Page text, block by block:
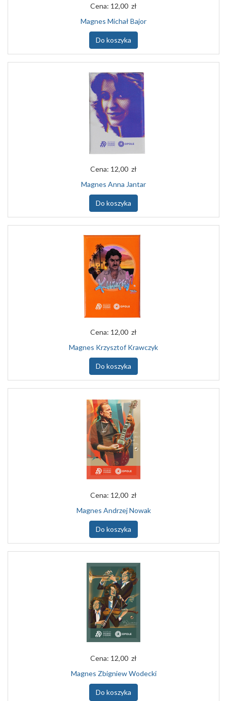
Cena: 12,00 zł
Magnes Michał Bajor
Do koszyka
Cena: 12,00 zł
Magnes Anna Jantar
Do koszyka
Cena: 12,00 zł
Magnes Krzysztof Krawczyk
Do koszyka
Cena: 12,00 zł
Magnes Andrzej Nowak
Do koszyka
Cena: 12,00 zł
Magnes Zbigniew Wodecki
Do koszyka